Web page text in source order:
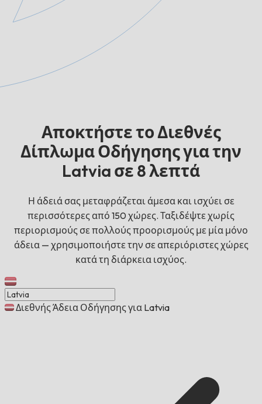
Αποκτήστε το Διεθνές
Δίπλωμα Οδήγησης για την
Latvia σε 8 λεπτά
Η άδειά σας μεταφράζεται άμεσα και ισχύει σε
περισσότερες από 150 χώρες. Ταξιδέψτε χωρίς
περιορισμούς σε πολλούς προορισμούς με μία μόνο
άδεια — χρησιμοποιήστε την σε απεριόριστες χώρες
κατά τη διάρκεια ισχύος.
Διεθνής Άδεια Οδήγησης για Latvia